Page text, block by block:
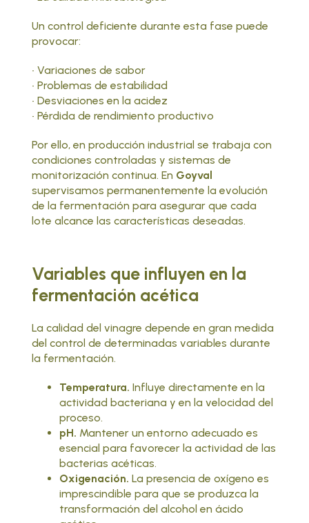
Un control deficiente durante esta fase puede
provocar:
• Variaciones de sabor
• Problemas de estabilidad
• Desviaciones en la acidez
• Pérdida de rendimiento productivo
Por ello, en producción industrial se trabaja con
condiciones controladas y sistemas de
monitorización continua. En Goyval
supervisamos permanentemente la evolución
de la fermentación para asegurar que cada
lote alcance las características deseadas.
Variables que influyen en la
fermentación acética
La calidad del vinagre depende en gran medida
del control de determinadas variables durante
la fermentación.
Temperatura.Influye directamente en la
actividad bacteriana y en la velocidad del
proceso.
pH. Mantener un entorno adecuado es
esencial para favorecer la actividad de las
bacterias acéticas.
Oxigenación.La presencia de oxígeno es
imprescindible para que se produzca la
transformación del alcohol en ácido